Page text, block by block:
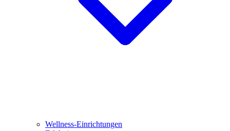
Wellness-Einrichtungen